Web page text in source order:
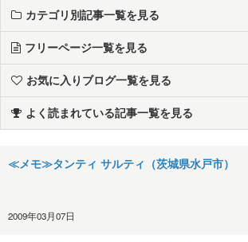
カテゴリ別記事一覧を見る
フリーページ一覧を見る
お気に入りブログ一覧を見る
よく読まれている記事一覧を見る
≪メモ≫タンティ サルティ（茨城県水戸市）
2009年03月07日